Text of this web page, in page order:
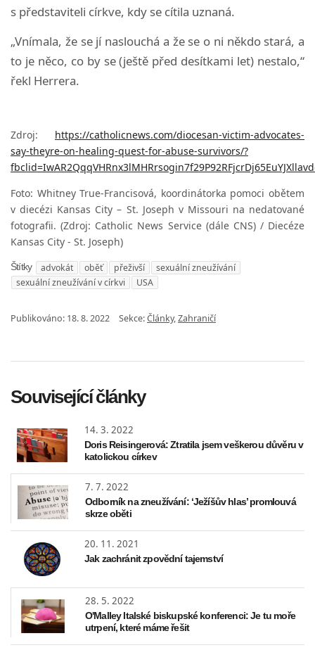
s představiteli církve, kdy se cítila uznaná.
„Vnímala, že se jí naslouchá a že se o ni někdo stará, a
to je něco, co by se (ještě před desítkami let) nestalo,“
řekl Herrera.
Zdroj: https://catholicnews.com/diocesan-victim-advocates-
say-theyre-on-healing-quest-for-abuse-survivors/?
Foto: Whitney True-Francisová, koordinátorka pomoci obětem
v diecézi Kansas City – St. Joseph v Missouri na nedatované
fotografii. (Zdroj: Catholic News Service (dále CNS) / Diecéze
Kansas City - St. Joseph)
Štítky advokát oběť přeživší
sexuální zneužívání
sexuální zneužívání v církvi
USA
Publikováno: 18. 8. 2022 Sekce:Články,Zahraničí
Související články
14. 3. 2022
Doris Reisingerová: Ztratila jsem veškerou důvěru v
katolickou církev
7. 7. 2022
Odborník na zneužívání: ‘Ježíšův hlas’ promlouvá
skrze oběti
20. 11. 2021
Jak zachránit zpovědní tajemství
28. 5. 2022
O'Malley Italské biskupské konferenci: Je tu moře
utrpení, které máme řešit